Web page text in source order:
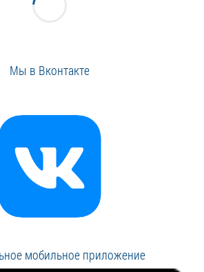
Мы в Вконтакте
мобильное приложение